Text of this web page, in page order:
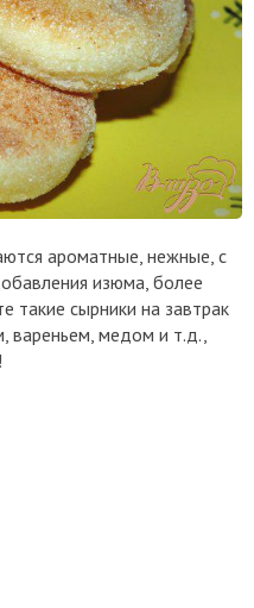
ароматные, нежные, с
изюма, более
такие сырники на завтрак
медом и т.д.,